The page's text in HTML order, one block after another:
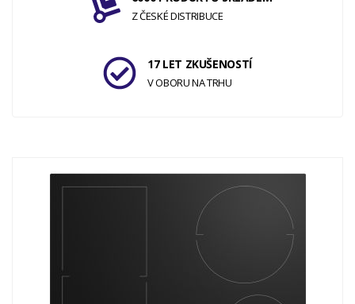
Z ČESKÉ DISTRIBUCE
17 LET ZKUŠENOSTÍ
V OBORU NA TRHU